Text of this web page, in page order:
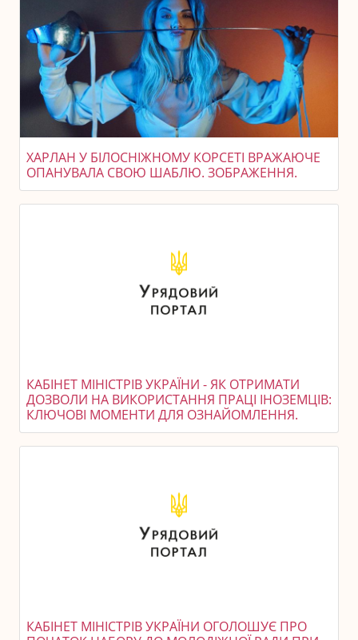
ХАРЛАН У БІЛОСНІЖНОМУ КОРСЕТІ ВРАЖАЮЧЕ
ОПАНУВАЛА СВОЮ ШАБЛЮ. ЗОБРАЖЕННЯ.
КАБІНЕТ МІНІСТРІВ УКРАЇНИ - ЯК ОТРИМАТИ
ДОЗВОЛИ НА ВИКОРИСТАННЯ ПРАЦІ ІНОЗЕМЦІВ:
КЛЮЧОВІ МОМЕНТИ ДЛЯ ОЗНАЙОМЛЕННЯ.
КАБІНЕТ МІНІСТРІВ УКРАЇНИ ОГОЛОШУЄ ПРО